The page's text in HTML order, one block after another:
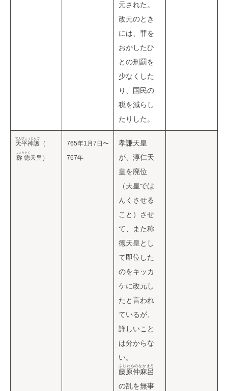
元された。
改元のとき
には、罪を
おかしたひ
との刑罰を
少なくした
り、国民の
税を減らし
たりした。
天平神護
てんぴょうじんご
（
称徳
しょうとく
天皇）
765年1月7日〜
767年
孝謙天皇
が、淳仁天
皇を廃位
（天皇では
んくさせる
こと）させ
て、また称
徳天皇とし
て即位した
のをキッカ
ケに改元し
たと言われ
ているが、
詳しいこと
は分からな
い。
藤原仲麻呂
ふじわらのなかまろ
の乱を無事